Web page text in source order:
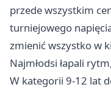
przede wszystkim
turniejowego
zmienić wszystko w
Najmłodsi łapali
W kategorii 9-12 lat